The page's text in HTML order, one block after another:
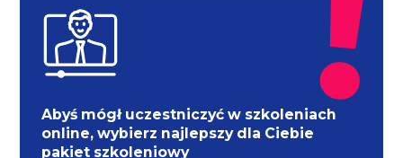
Abyś mógł uczestniczyć w szkoleniach
online, wybierz najlepszy dla Ciebie
pakiet szkoleniowy